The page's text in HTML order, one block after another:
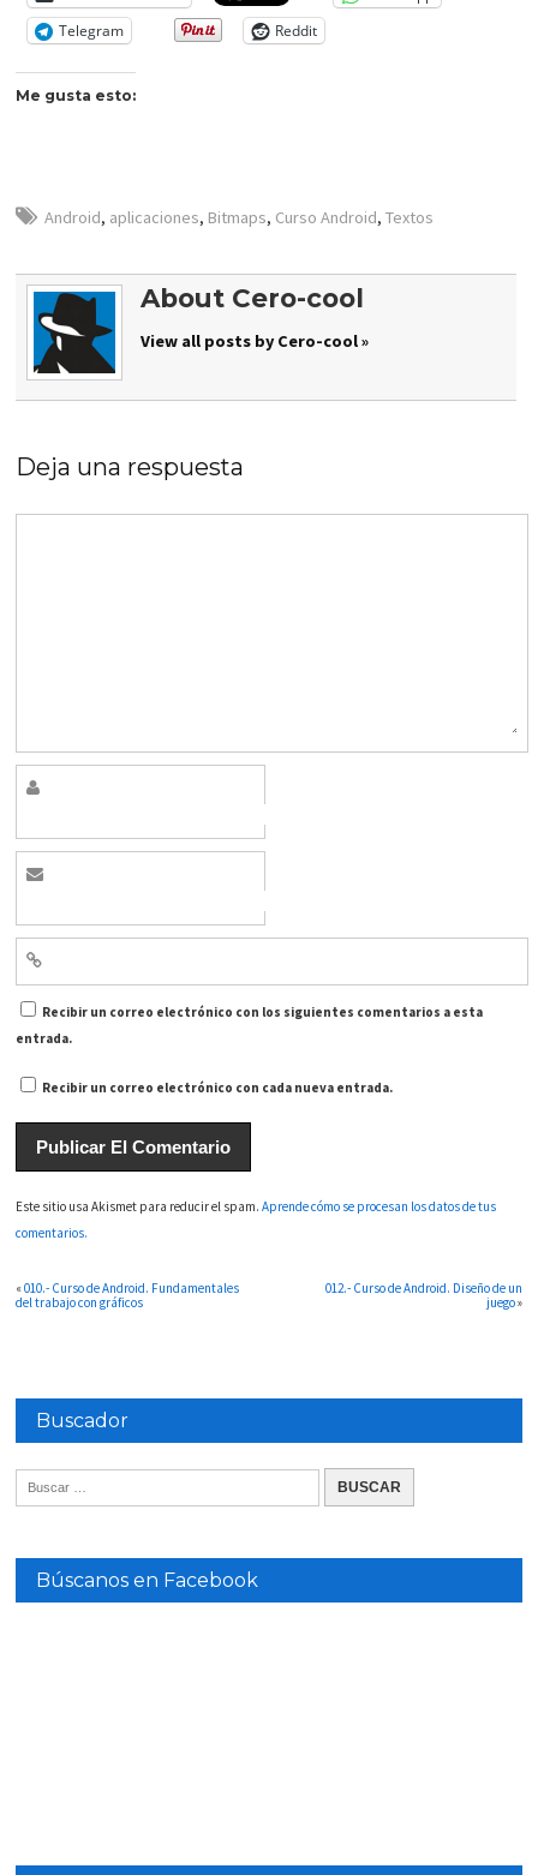
Telegram
Reddit
Me gusta esto:
Android, aplicaciones, Bitmaps, Curso Android,Textos
About Cero-cool
View all posts by Cero-cool »
Deja una respuesta
Recibir un correo electrónico con los siguientes comentarios a esta
entrada.
Recibir un correo electrónico con cada nueva entrada.
Este sitio usa Akismet para reducir el spam.Aprende cómo se procesan los datos de tus
comentarios.
«010.- Curso de Android. Fundamentales
del trabajo con gráficos
012.- Curso de Android. Diseño de un
juego»
Buscador
Búscanos en Facebook